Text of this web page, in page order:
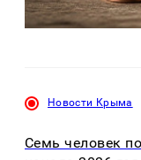
Новости Крыма
Семь человек